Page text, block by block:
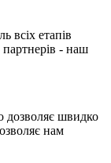
всіх етапів
партнерів - наш
дозволяє швидко
нам